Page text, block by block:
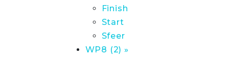
Finish
Start
Sfeer
WP8 (2) »